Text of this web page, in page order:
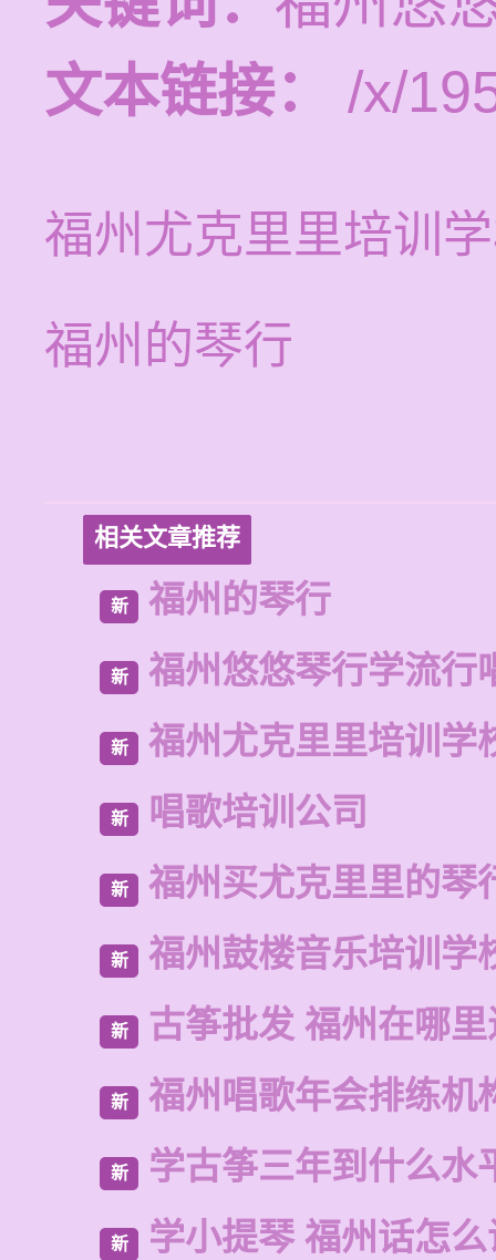
文本链接：
/x/
福州尤克里里培训
福州的琴行
相关文章推荐
新 福州的琴行
新 福州悠悠琴行学流行
新 福州尤克里里培训学
新 唱歌培训公司
新 福州买尤克里里的琴
新 福州鼓楼音乐培训学
新 古筝批发 福州在哪
新 福州唱歌年会排练机
新 学古筝三年到什么水
新 学小提琴 福州话怎